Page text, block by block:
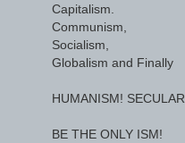
Capitalism.
Communism,
Socialism,
Globalism and Finally
HUMANISM!
BE THE ONLY ISM!